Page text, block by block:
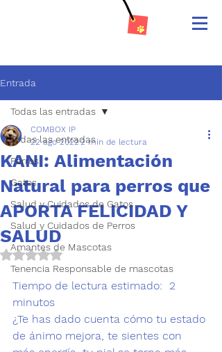
Entrada
Todas las entradas
Perros
Gatos
Salud y Cuidados de Gatos
Salud y Cuidados de Perros
Amantes de Mascotas
Tenencia Responsable de mascotas
Todas las entradas
KANI: Alimentación
Natural para perros que
APORTA FELICIDAD Y
SALUD
COMBOX IP
22 ago 20222 min de lectura
Obtuvo NaN de 5 estrellas.
Tiempo de lectura estimado: 2
minutos
¿Te has dado cuenta cómo tu estado
de ánimo mejora, te sientes con